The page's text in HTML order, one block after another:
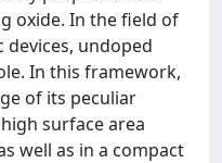
oxide. In the field of
undoped
In this framework,
of its peculiar
surface area
well as in a compact